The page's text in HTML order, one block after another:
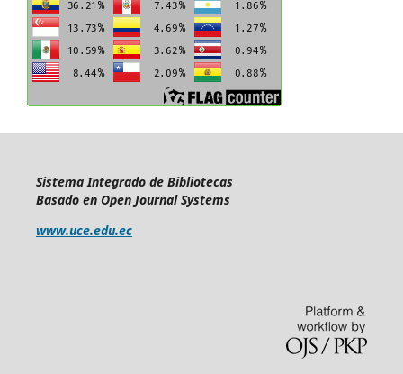
Sistema Integrado de Bibliotecas
Basado en Open Journal Systems
www.uce.edu.ec